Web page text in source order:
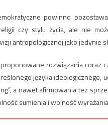
powinno
czy stylu życia, ale nie
antropologicznej jako jedynie
rozwiązania coraz
języka ideologicznego,
a nawet afirmowania tez
sumienia i wolność